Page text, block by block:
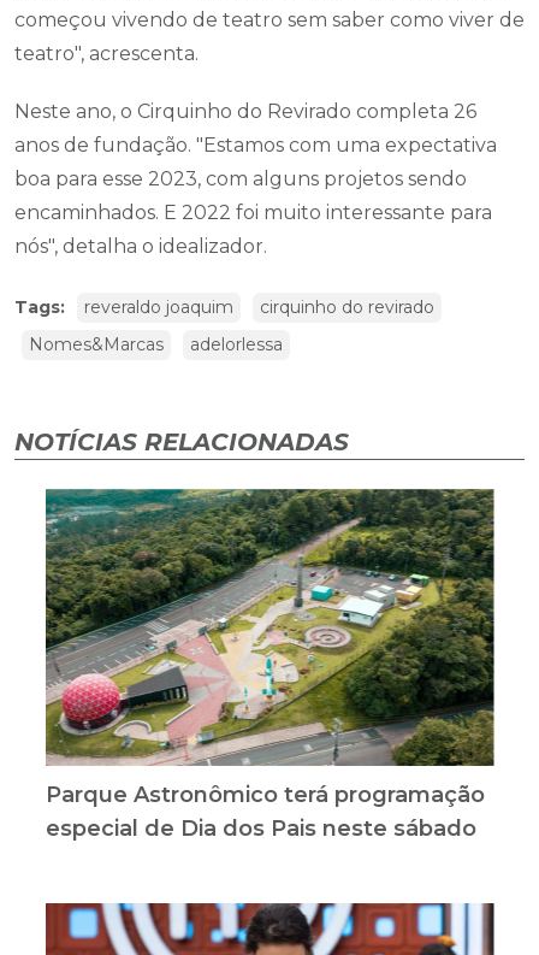
começou vivendo de teatro sem saber como viver de
teatro", acrescenta.
Neste ano, o Cirquinho do Revirado completa 26
anos de fundação. "Estamos com uma expectativa
boa para esse 2023, com alguns projetos sendo
encaminhados. E 2022 foi muito interessante para
nós", detalha o idealizador.
Tags: reveraldo joaquim
cirquinho do revirado
Nomes&Marcas
adelorlessa
NOTÍCIAS RELACIONADAS
Parque Astronômico terá programação
especial de Dia dos Pais neste sábado